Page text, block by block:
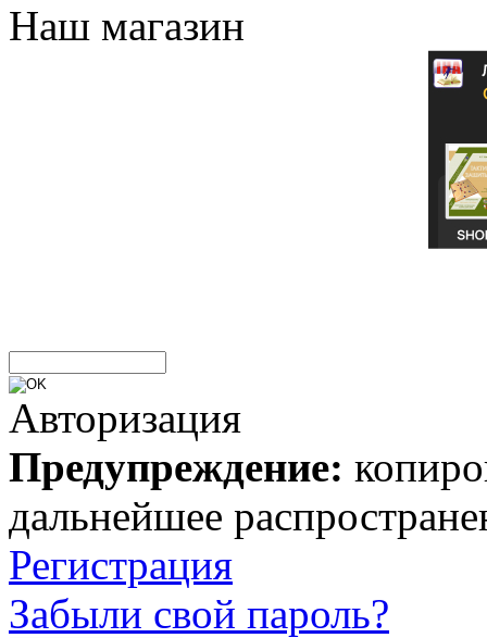
Наш магазин
Авторизация
Предупреждение:
дальнейшее
Регистрация
Забыли свой пароль?